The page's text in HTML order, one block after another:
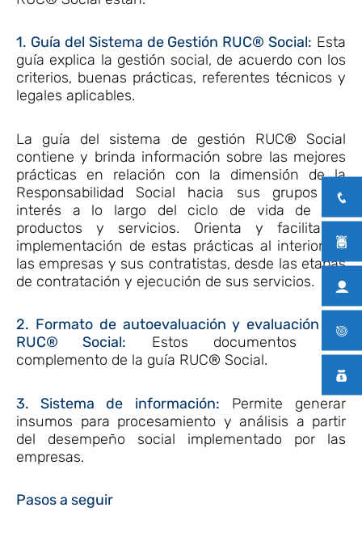
1. Guía del Sistema de Gestión RUC® Social: Esta
guía explica la gestión social, de acuerdo con los
criterios, buenas prácticas, referentes técnicos y
legales aplicables.
La guía del sistema de gestión RUC® Social
contiene y brinda información sobre las mejores
prácticas en relación con la dimensión de la
Responsabilidad Social hacia sus grupos de
interés a lo largo del ciclo de vida de sus
productos y servicios. Orienta y facilita la
implementación de estas prácticas al interior de
las empresas y sus contratistas, desde las etapas
de contratación y ejecución de sus servicios.
2. Formato de autoevaluación y evaluación del
RUC® Social: Estos documentos son
complemento de la guía RUC® Social.
3. Sistema de información: Permite generar
insumos para procesamiento y análisis a partir
del desempeño social implementado por las
empresas.
Pasos a seguir